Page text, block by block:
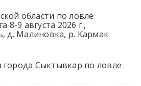
области по ловле
8-9 августа 2026 г.,
д. Малиновка, р. Кармак
Сыктывкар по ловле